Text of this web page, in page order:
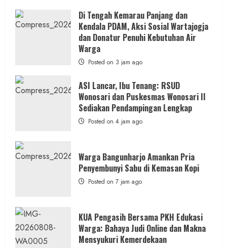
Di Tengah Kemarau Panjang dan
Kendala PDAM, Aksi Sosial Wartajogja
dan Donatur Penuhi Kebutuhan Air
Warga
Posted on 3 jam ago
ASI Lancar, Ibu Tenang: RSUD
Wonosari dan Puskesmas Wonosari II
Sediakan Pendampingan Lengkap
Posted on 4 jam ago
Warga Bangunharjo Amankan Pria
Penyembunyi Sabu di Kemasan Kopi
Posted on 7 jam ago
KUA Pengasih Bersama PKH Edukasi
Warga: Bahaya Judi Online dan Makna
Mensyukuri Kemerdekaan